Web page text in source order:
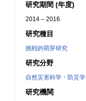
研究期間 (年度)
2014 – 2016
研究種目
挑戦的萌芽研究
研究分野
自然災害科学・防災学
研究機関